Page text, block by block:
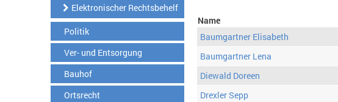
Elektronischer Rechtsbehelf
Politik
Ver- und Entsorgung
Bauhof
Ortsrecht
Name
Baumgartner Elisabeth
Baumgartner Lena
Diewald Doreen
Drexler Sepp